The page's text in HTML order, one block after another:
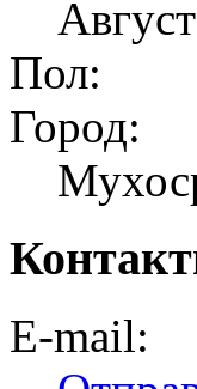
Пол:
Город:
E-mail: